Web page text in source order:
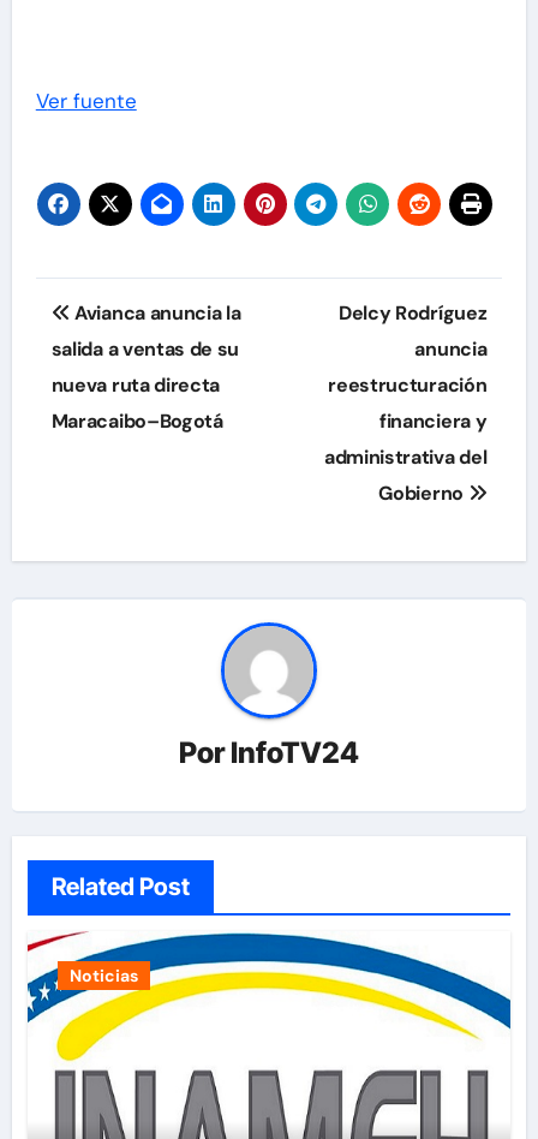
Ver fuente
Navegación
de
entradas
Avianca anuncia la
salida a ventas de su
nueva ruta directa
Maracaibo–Bogotá
Delcy Rodríguez
anuncia
reestructuración
financiera y
administrativa del
Gobierno
PorInfoTV24
Related Post
Noticias